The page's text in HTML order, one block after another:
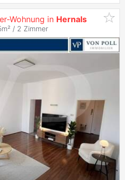
Wohnung in Hernals
/ 2 Zimmer